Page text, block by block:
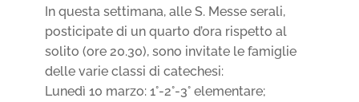
In questa settimana, alle S. Messe serali,
posticipate di un quarto d’ora rispetto al
solito (ore 20.30), sono invitate le famiglie
delle varie classi di catechesi:
Lunedì 10 marzo: 1°-2°-3° elementare;